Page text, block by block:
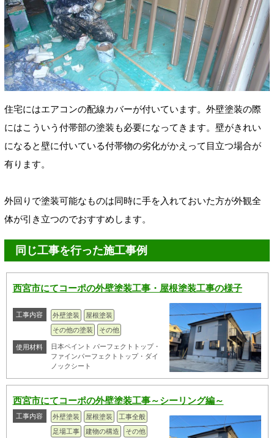
住宅にはエアコンの配線カバーが付いています。外壁塗装の際
にはこういう付帯部の塗装も必要になってきます。壁がきれい
になると壁に付いている付帯物の劣化がかえって目立つ場合が
有ります。
外回りで塗装可能なものは同時に手を入れておいた方が外観全
体が引き立つのでおすすめします。
同じ工事を行った施工事例
西宮市にてコーポの外壁塗装工事・屋根塗装工事の様子
工事内容 外壁塗装
屋根塗装
その他の塗装
その他
使用材料
日本ペイント パーフェクトトップ・
ファインパーフェクトトップ・ダイ
ノックシート
西宮市にてコーポの外壁塗装工事～シーリング編～
工事内容 外壁塗装 屋根塗装
工事全般
足場工事
建物の構造
その他